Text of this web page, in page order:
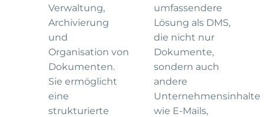
Verwaltung,
Archivierung
und
Organisation von
Dokumenten.
Sie ermöglicht
eine
strukturierte
umfassendere
Lösung als DMS,
die nicht nur
Dokumente,
sondern auch
andere
Unternehmensinhalte
wie E-Mails,